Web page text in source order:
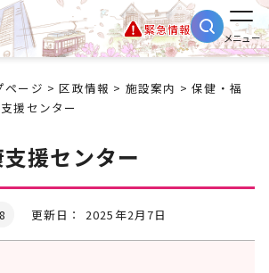
緊急情報
メニュー
ページ >区政情報 > 施設案内 >保健・福
援センター
援センター
更新日： 2025年2月7日